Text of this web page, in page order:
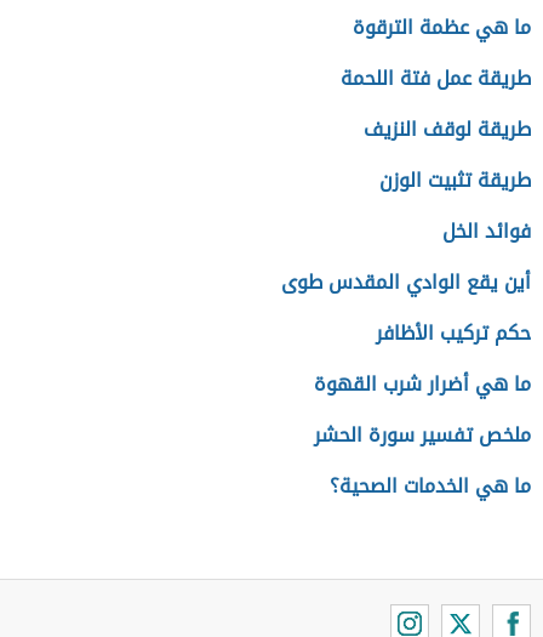
ما هي عظمة الترقوة
طريقة عمل فتة اللحمة
طريقة لوقف النزيف
طريقة تثبيت الوزن
فوائد الخل
أين يقع الوادي المقدس طوى
حكم تركيب الأظافر
ما هي أضرار شرب القهوة
ملخص تفسير سورة الحشر
ما هي الخدمات الصحية؟